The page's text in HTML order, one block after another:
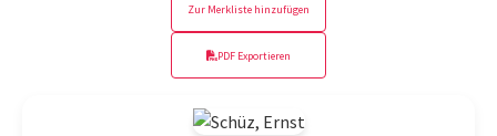
Zur Merkliste hinzufügen
PDF Exportieren